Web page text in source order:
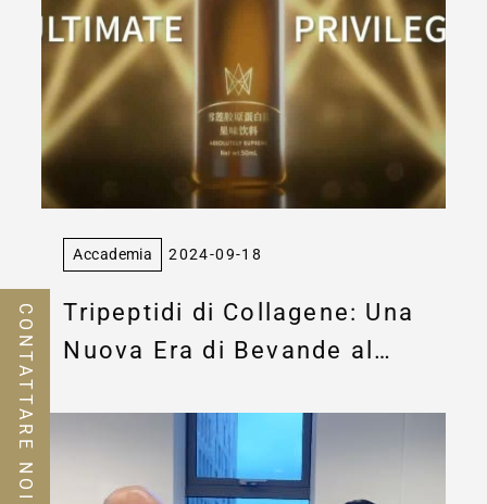
CONTATTARE NOI
Accademia 2024-09-18
Tripeptidi di Collagene: Una
Nuova Era di Bevande al